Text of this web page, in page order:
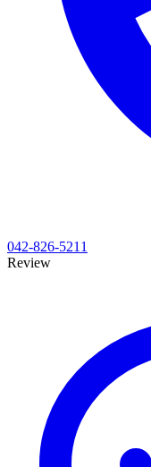
042-826-5211
Review